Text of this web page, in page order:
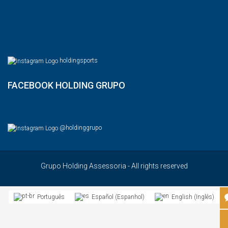
holdingsports
FACEBOOK HOLDING GRUPO
@holdinggrupo
Grupo Holding Assessoria - All rights reserved
Português Español (Espanhol ) English (Inglês)